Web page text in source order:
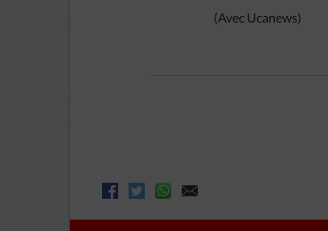
(Avec Ucanews)